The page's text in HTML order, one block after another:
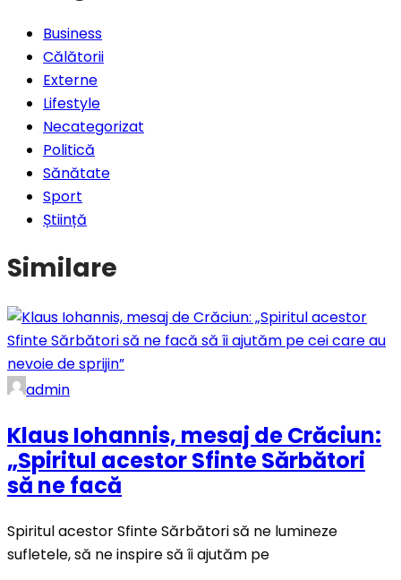
Business
Călătorii
Externe
Lifestyle
Necategorizat
Politică
Sănătate
Sport
Știință
Similare
admin
Klaus Iohannis, mesaj de Crăciun:
„Spiritul acestor Sfinte Sărbători
să ne facă
Spiritul acestor Sfinte Sărbători să ne lumineze
sufletele, să ne inspire să îi ajutăm pe